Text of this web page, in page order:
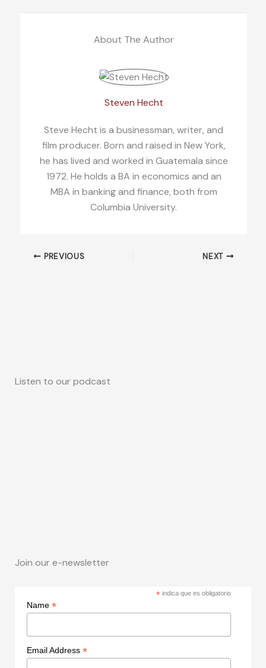
About The Author
Steven Hecht
Steve Hecht is a businessman, writer, and
film producer. Born and raised in New York,
he has lived and worked in Guatemala since
1972. He holds a BA in economics and an
MBA in banking and finance, both from
Columbia University.
PREVIOUS NEXT
Listen to our podcast
Join our e-newsletter
* indica que es obligatorio
Name *
Email Address *